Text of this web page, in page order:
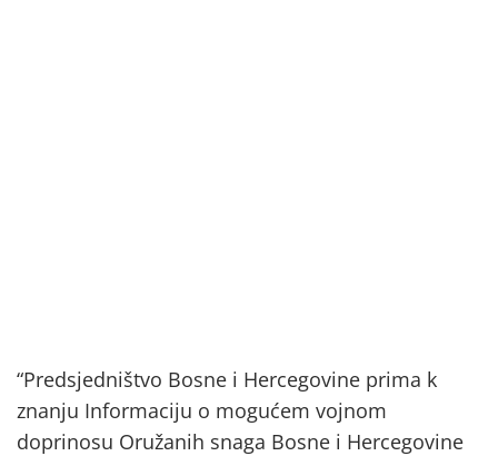
“Predsjedništvo Bosne i Hercegovine prima k
znanju Informaciju o mogućem vojnom
doprinosu Oružanih snaga Bosne i Hercegovine